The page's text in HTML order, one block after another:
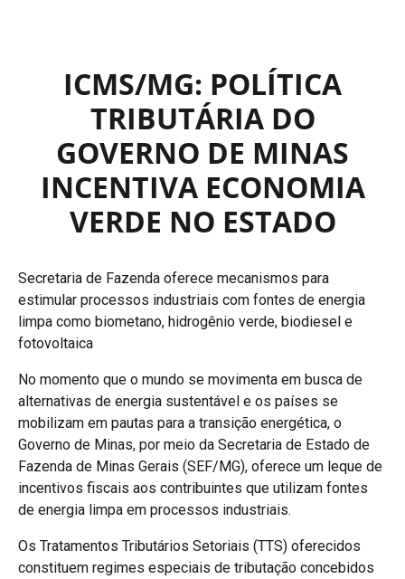
ICMS/MG: POLÍTICA
TRIBUTÁRIA DO
GOVERNO DE MINAS
INCENTIVA ECONOMIA
VERDE NO ESTADO
Secretaria de Fazenda oferece mecanismos para
estimular processos industriais com fontes de energia
limpa como biometano, hidrogênio verde, biodiesel e
fotovoltaica
No momento que o mundo se movimenta em busca de
alternativas de energia sustentável e os países se
mobilizam em pautas para a transição energética, o
Governo de Minas, por meio da Secretaria de Estado de
Fazenda de Minas Gerais (SEF/MG), oferece um leque de
incentivos fiscais aos contribuintes que utilizam fontes
de energia limpa em processos industriais.
Os Tratamentos Tributários Setoriais (TTS) oferecidos
constituem regimes especiais de tributação concebidos